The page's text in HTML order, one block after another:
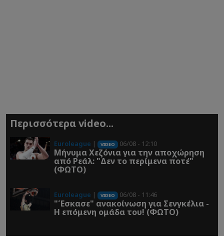
Περισσότερα video...
Euroleague | VIDEO 06/08 - 12:10
Μήνυμα Χεζόνια για την αποχώρηση
από Ρεάλ: "Δεν το περίμενα ποτέ"
(ΦΩΤΟ)
Euroleague | VIDEO 06/08 - 11:46
"Έσκασε" ανακοίνωση για Σενγκέλια -
Η επόμενη ομάδα του! (ΦΩΤΟ)